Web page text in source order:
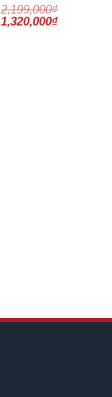
2,199,000₫
Giá
gốc
1,320,000₫Giá